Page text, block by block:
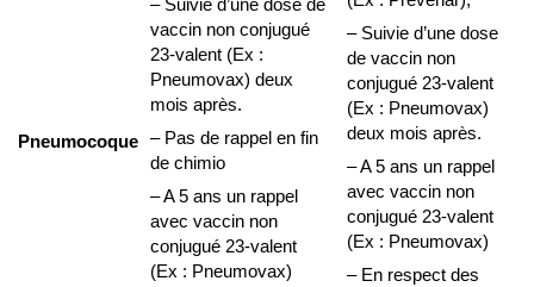
Pneumocoque
vaccin non conjugué
23-valent (Ex :
Pneumovax) deux
mois après.
– Pas de rappel en fin
de chimio
– A 5 ans un rappel
avec vaccin non
conjugué 23-valent
(Ex : Pneumovax)
– Suivie d’une dose
de vaccin non
conjugué 23-valent
(Ex : Pneumovax)
deux mois après.
– A 5 ans un rappel
avec vaccin non
conjugué 23-valent
(Ex : Pneumovax)
– En respect des